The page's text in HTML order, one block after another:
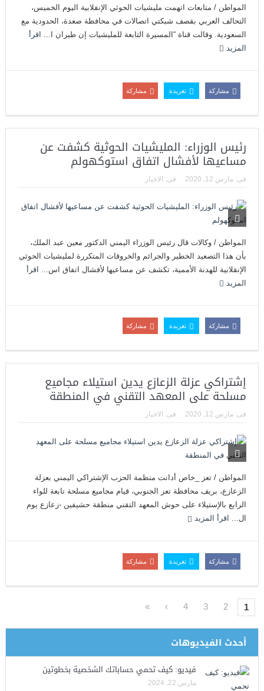
المواطن / متابعات اتهمت مليشيات الحوثي الإنقلابية اليوم الخميس،
التحالف العربي بقصف شبكتي اتصالات في محافظة صعدة، الحدودية مع
السعودية. وقالت قناة “المسيرة التابعة للمليشيات إن طيران ا... اقرأ
المزيد
مشاركة تغريدة مشاركة
رئيس الوزراء: المليشيات الحوثية كشفت عن
مساعيها لأفشال اتفاق استوكهولم
فى: مارس 12, 2020 فى: الاخبار
المواطن / وكالات قال رئيس الوزراء اليمني الدكتور معين عبد الملك،
بأن هذا التصعيد الخطير والجرائم والخروقات المتكررة لمليشيات الحوثي
الإنقلابية للهدنة الأممية، تكشف عن مساعيها لأفشال اتفاق اس... اقرأ
المزيد
مشاركة تغريدة مشاركة
إشتراكي عزلة الزعازع يدين استيلاء مجاميع
مسلحة على المعهد التقني في المنطقة
فى: مارس 12, 2020 فى: الاخبار
المواطن / تعز _خاص أدانت منظمة الحزب الإشتراكي اليمني بعزلة
الزعازع، بريف محافظة تعز الجنوبي، قيام مجاميع مسلحة تابعة للواء
الرابع بالإستيلاء على حوش المعهد التقني منطقة حشيفين -زعازع يوم
ال... اقرأ المزيد
مشاركة تغريدة مشاركة
1
2
3
4
›
»
أحدث الفيديوهات
فيديو: كيف تحمي حساباتك الشخصية بخطوتين
مارس 22, 2024